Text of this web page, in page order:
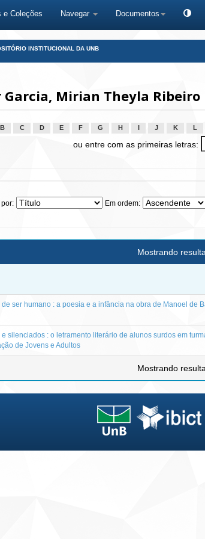
e Coleções Navegar Documentos
INSTITUCIONAL DA UNB
Mirian Theyla Ribeiro
B C D E F G H J K L
ou entre com as primeiras letras:
Em ordem:
Mostrando
de ser humano : a poesia e a infância na obra de Manoel de
silenciados : o letramento literário de alunos surdos em
de Jovens e Adultos
Mostrando